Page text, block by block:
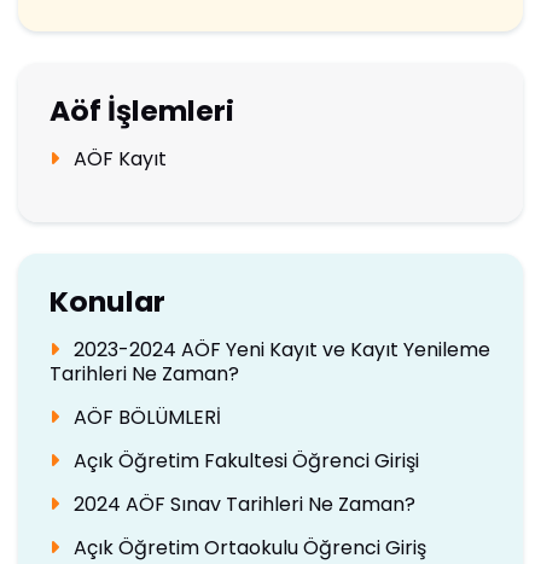
Aöf İşlemleri
AÖF Kayıt
Konular
2023-2024 AÖF Yeni Kayıt ve Kayıt Yenileme
Tarihleri Ne Zaman?
AÖF BÖLÜMLERİ
Açık Öğretim Fakultesi Öğrenci Girişi
2024 AÖF Sınav Tarihleri Ne Zaman?
Açık Öğretim Ortaokulu Öğrenci Giriş